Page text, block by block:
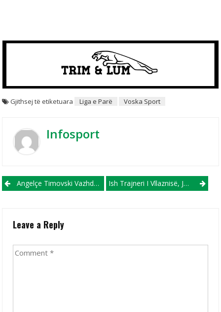
Gjithsej të etiketuara Liga e Parë Voska Sport
Infosport
Post navigation
Angelçe Timovski Vazhdon Kontratën Me FC Shkupin Ish Trajneri I Vllaznisë, Jonuz, Largohet Nga Skopje
Leave a Reply